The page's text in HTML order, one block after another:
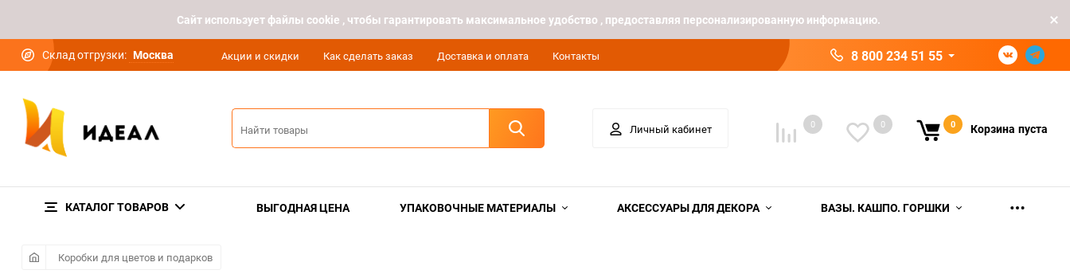
Cайт использует файлы cookie , чтобы гарантировать максимальное удобство , предоставляя персонализированную информацию.
Склад отгрузки: Москва Акции и скидки Как сделать заказ Доставка и оплата Контакты 8 800 234 51 55
Личный кабинет 0 0 0 Корзина пуста
КАТАЛОГ ТОВАРОВ ВЫГОДНАЯ ЦЕНА УПАКОВОЧНЫЕ МАТЕРИАЛЫ АКСЕССУАРЫ ДЛЯ ДЕКОРА ВАЗЫ. КАШПО. ГОРШКИ
Коробки для цветов и подарков